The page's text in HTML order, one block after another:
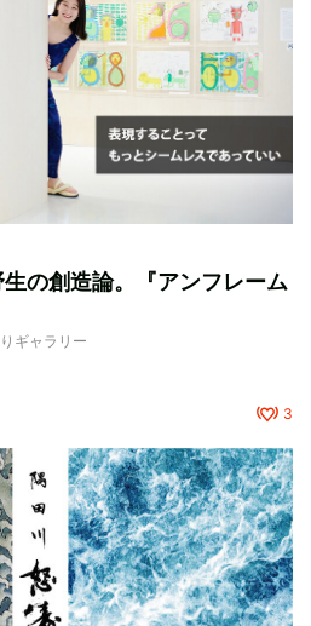
の創造論。『アンフレーム
ギャラリー
3